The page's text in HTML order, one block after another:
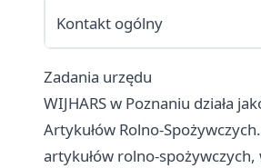
Kontakt ogólny
Zadania urzędu
WIJHARS w Poznaniu działa
Artykułów Rolno-
artykułów rolno-